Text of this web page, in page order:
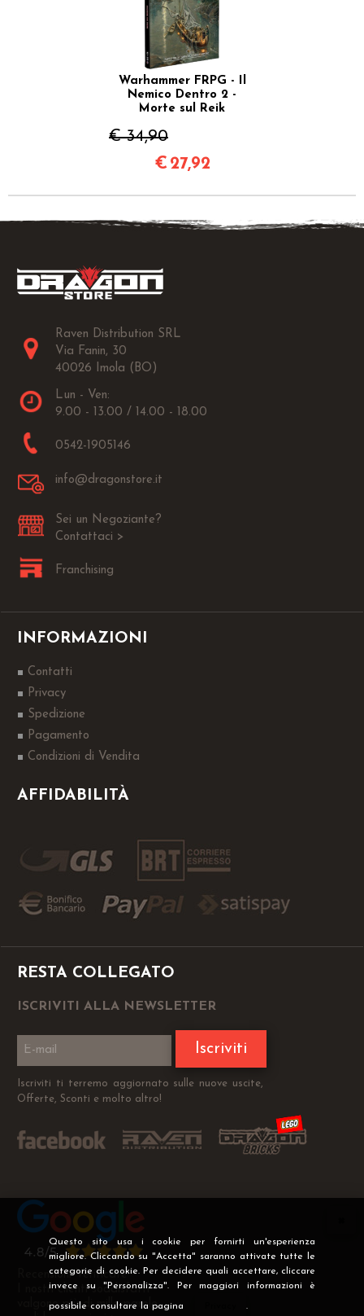
Questo sito usa i cookie per fornirti un'esperienza
migliore. Cliccando su "Accetta" saranno attivate tutte le
categorie di cookie. Per decidere quali accettare, cliccare
invece su "Personalizza". Per maggiori informazioni è
possibile consultare la pagina .
Warhammer FRPG - Il
Nemico Dentro 2 -
Morte sul Reik
€ 34,90
€ 27,92
Raven Distribution SRL
Via Fanin, 30
40026 Imola (BO)
Lun - Ven:
9.00 - 13.00 / 14.00 - 18.00
0542-1905146
info@dragonstore.it
Sei un Negoziante?
Contattaci >
Franchising
INFORMAZIONI
Contatti
Privacy
Spedizione
Pagamento
Condizioni di Vendita
AFFIDABILITÀ
RESTA COLLEGATO
ISCRIVITI ALLA NEWSLETTER
Iscriviti
Iscriviti ti terremo aggiornato sulle nuove uscite,
Offerte, Sconti e molto altro!
Recensioni Verificate
I nostri clienti soddisfatti
valgono più di mille parole